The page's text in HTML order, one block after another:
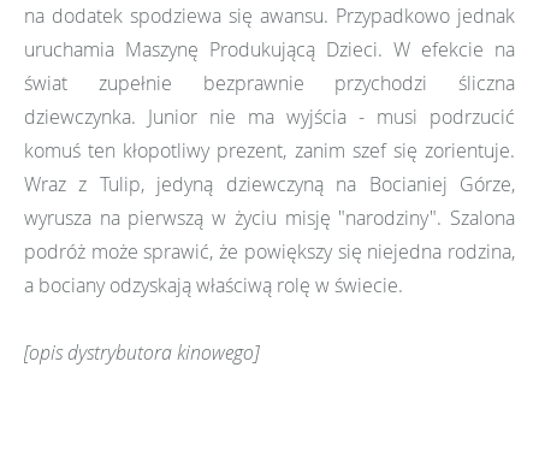
na dodatek spodziewa się awansu. Przypadkowo jednak
uruchamia Maszynę Produkującą Dzieci. W efekcie na
świat zupełnie bezprawnie przychodzi śliczna
dziewczynka. Junior nie ma wyjścia - musi podrzucić
komuś ten kłopotliwy prezent, zanim szef się zorientuje.
Wraz z Tulip, jedyną dziewczyną na Bocianiej Górze,
wyrusza na pierwszą w życiu misję "narodziny". Szalona
podróż może sprawić, że powiększy się niejedna rodzina,
a bociany odzyskają właściwą rolę w świecie.
[opis dystrybutora kinowego]